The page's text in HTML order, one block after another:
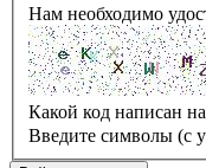
Нам необходимо
Какой код написан
Введите символы (с